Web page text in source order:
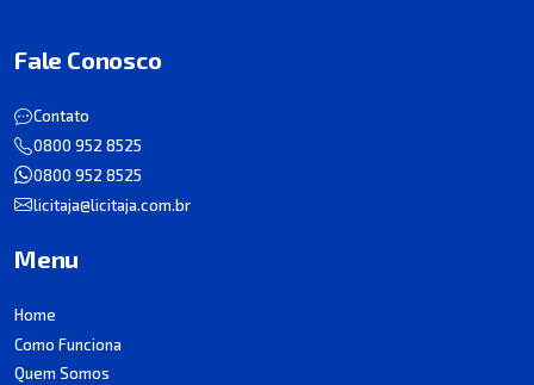
Fale Conosco
Contato
0800 952 8525
0800 952 8525
licitaja@licitaja.com.br
Menu
Home
Como Funciona
Quem Somos